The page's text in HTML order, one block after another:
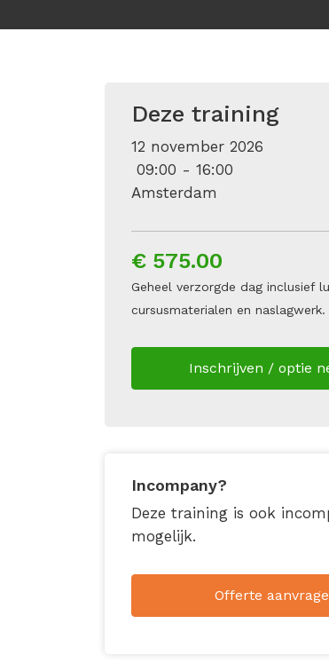
Deze training
12 november 2026
09:00 - 16:00
Amsterdam
€ 575.00
Geheel verzorgde dag inclusief
cursusmaterialen en naslagwerk.
Inschrijven / optie
Incompany?
Deze training is ook
mogelijk.
Offerte